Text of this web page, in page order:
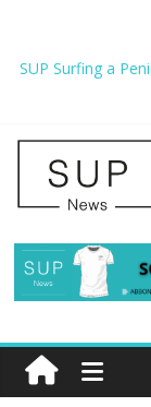
SUP Surfing a
AirSUP a Gallico:
Gallico Paddle
del SUP
Porto Selvaggio,
prevenzione
2° Urban Sup